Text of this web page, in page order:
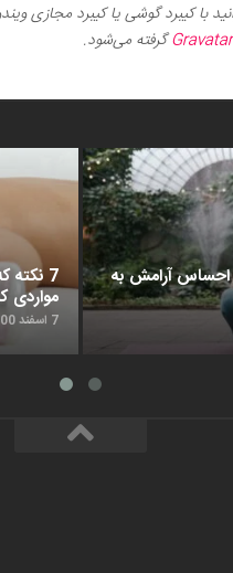
با کیبرد گوشی یا کیبرد مجازی
Gravatarگرفته می‌شود.
7 نکته
مواردی
7 اسفند 1400
احساس آرامش به